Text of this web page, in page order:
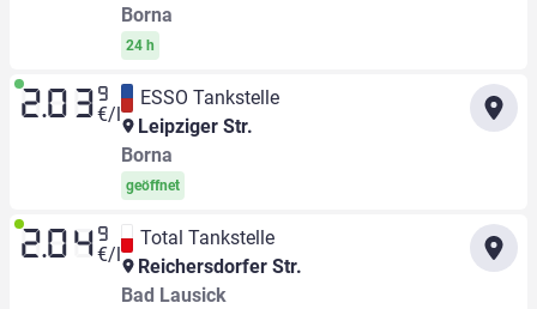
Borna
24 h
2.03 9
€/l
ESSO Tankstelle
Leipziger Str.
Borna
geöffnet
2.04 9
€/l
Total Tankstelle
Reichersdorfer Str.
Bad Lausick